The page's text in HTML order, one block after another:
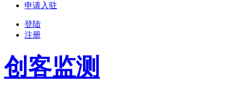
申请入驻
登陆
注册
创客监测